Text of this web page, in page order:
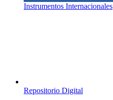
Instrumentos Internacionales
Repositorio Digital